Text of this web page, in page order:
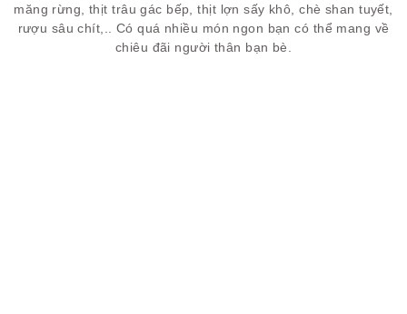
măng rừng, thịt trâu gác bếp, thịt lợn sấy khô, chè shan tuyết,
rượu sâu chít,.. Có quá nhiều món ngon bạn có thể mang về
chiêu đãi người thân bạn bè.